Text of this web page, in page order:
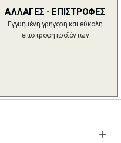
ΑΛΛΑΓΕΣ - ΕΠΙΣΤΡΟΦΕΣ
Εγγυημένη γρήγορη και εύκολη
επιστροφή προϊόντων